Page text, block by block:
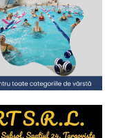
Ionuț Parghel
2 de 2